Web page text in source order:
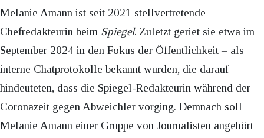
Melanie Amann ist seit 2021 stellvertretende
Chefredakteurin beim Spiegel. Zuletzt geriet sie etwa im
September 2024 in den Fokus der Öffentlichkeit – als
interne Chatprotokolle bekannt wurden, die darauf
hindeuteten, dass die Spiegel-Redakteurin während der
Coronazeit gegen Abweichler vorging. Demnach soll
Melanie Amann einer Gruppe von Journalisten angehört